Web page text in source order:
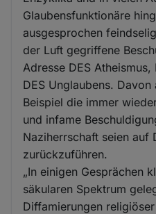
Glaubensfunktionäre
ausgesprochen
der Luft gegriffene
Adresse DES
DES Unglaubens.
Beispiel die immer
und infame
Naziherrschaft seien auf
zurückzuführen.
„In einigen Gesprächen
säkularen Spektrum
Diffamierungen